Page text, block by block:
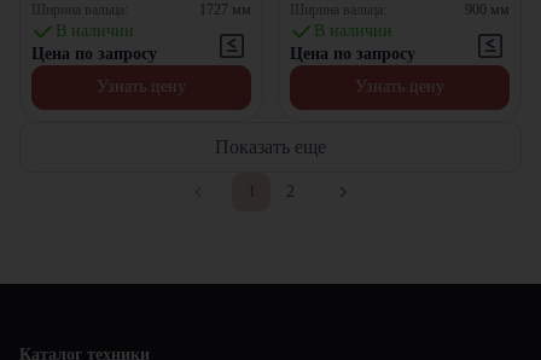
Ширина вальца:
1727 мм
В наличии
Цена по запросу
Узнать цену
Ширина вальца:
900 мм
В наличии
Цена по запросу
Узнать цену
Показать еще
2
Каталог техники